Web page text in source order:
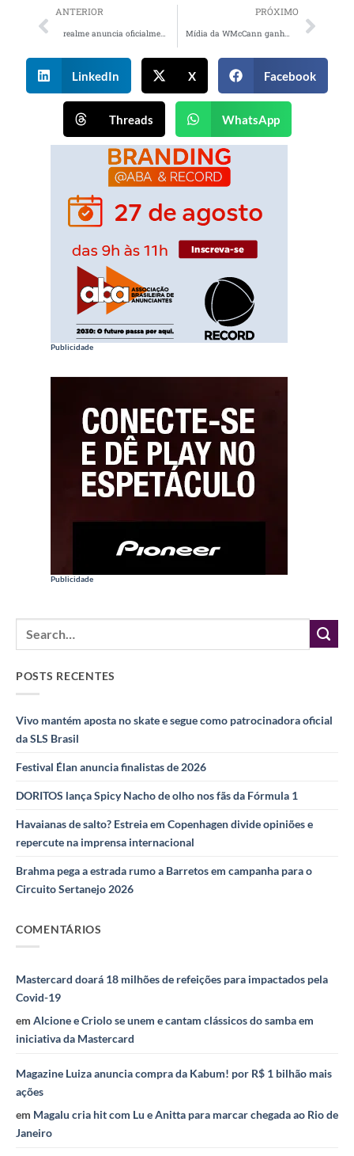
ANTERIOR
realme anuncia oficialmente o lançamento do realme 11 5G e realme 11x 5G no Brasil
PRÓXIMO
Mídia da WMcCann ganha reforço com novo diretor
LinkedIn X Facebook
Threads WhatsApp
Publicidade
Publicidade
POSTS RECENTES
Vivo mantém aposta no skate e segue como patrocinadora oficial
da SLS Brasil
Festival Élan anuncia finalistas de 2026
DORITOS lança Spicy Nacho de olho nos fãs da Fórmula 1
Havaianas de salto? Estreia em Copenhagen divide opiniões e
repercute na imprensa internacional
Brahma pega a estrada rumo a Barretos em campanha para o
Circuito Sertanejo 2026
COMENTÁRIOS
Mastercard doará 18 milhões de refeições para impactados pela
Covid-19
em Alcione e Criolo se unem e cantam clássicos do samba em
iniciativa da Mastercard
Magazine Luiza anuncia compra da Kabum! por R$ 1 bilhão mais
ações
em Magalu cria hit com Lu e Anitta para marcar chegada ao Rio de
Janeiro